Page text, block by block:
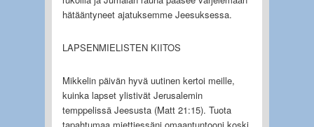
hätääntyneet ajatuksemme Jeesuksessa.
LAPSENMIELISTEN KIITOS
Mikkelin päivän hyvä uutinen kertoi meille,
kuinka lapset ylistivät Jerusalemin
temppelissä Jeesusta (Matt 21:15). Tuota